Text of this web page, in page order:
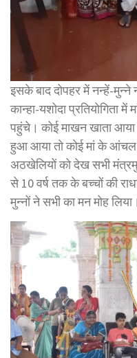
इसके बाद दोपहर में नन्हें-
कान्हा-यशोदा प्रतियोगिता
पहुंचे। कोई माखन खाता आया
हुआ आया तो कोई मां के
अठखेलियों को देख सभी
से 10 वर्ष तक के बच्चों की
मुन्नों ने सभी का मन मोह लिया।